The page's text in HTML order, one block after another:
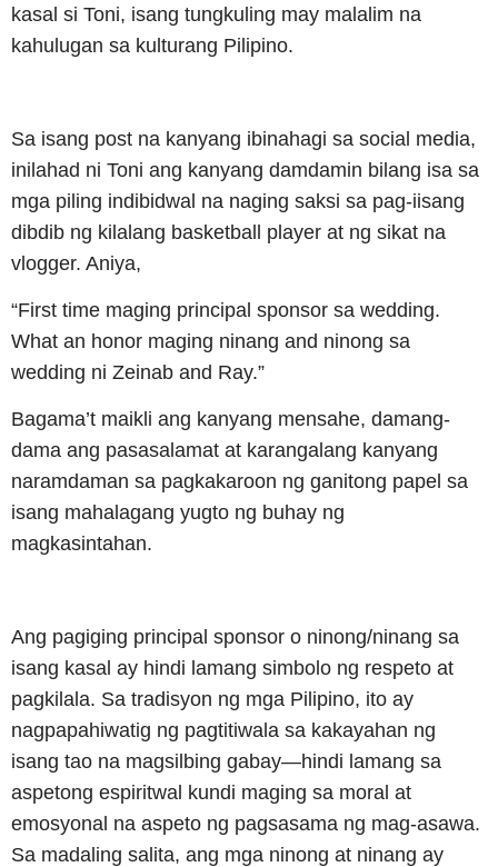
kasal si Toni, isang tungkuling may malalim na
kahulugan sa kulturang Pilipino.
Sa isang post na kanyang ibinahagi sa social media,
inilahad ni Toni ang kanyang damdamin bilang isa sa
mga piling indibidwal na naging saksi sa pag-iisang
dibdib ng kilalang basketball player at ng sikat na
vlogger. Aniya,
“First time maging principal sponsor sa wedding.
What an honor maging ninang and ninong sa
wedding ni Zeinab and Ray.”
Bagama’t maikli ang kanyang mensahe, damang-
dama ang pasasalamat at karangalang kanyang
naramdaman sa pagkakaroon ng ganitong papel sa
isang mahalagang yugto ng buhay ng
magkasintahan.
Ang pagiging principal sponsor o ninong/ninang sa
isang kasal ay hindi lamang simbolo ng respeto at
pagkilala. Sa tradisyon ng mga Pilipino, ito ay
nagpapahiwatig ng pagtitiwala sa kakayahan ng
isang tao na magsilbing gabay—hindi lamang sa
aspetong espiritwal kundi maging sa moral at
emosyonal na aspeto ng pagsasama ng mag-asawa.
Sa madaling salita, ang mga ninong at ninang ay